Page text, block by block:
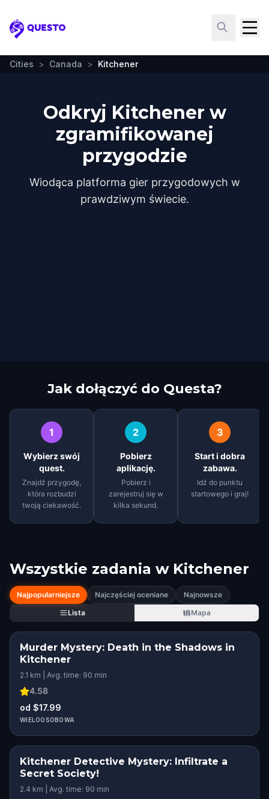
Questo
Cities > Canada > Kitchener
Odkryj Kitchener w
zgramifikowanej
przygodzie
Wiodąca platforma gier przygodowych w
prawdziwym świecie.
Jak dołączyć do Questa?
1
Wybierz swój
quest.
Znajdź przygodę,
która rozbudzi
twoją ciekawość.
2
Pobierz
aplikację.
Pobierz i
zarejestruj się w
kilka sekund.
3
Start i dobra
zabawa.
Idź do punktu
startowego i graj!
Wszystkie zadania w Kitchener
Najpopularniejsze Najczęściej oceniane
Najnowsze
Lista
Mapa
Murder Mystery: Death in the Shadows in
Kitchener
2.1 km | Avg. time: 90 min
4.58
od $17.99
WIELOOSOBOWA
Kitchener Detective Mystery: Infiltrate a
Secret Society!
2.4 km | Avg. time: 90 min